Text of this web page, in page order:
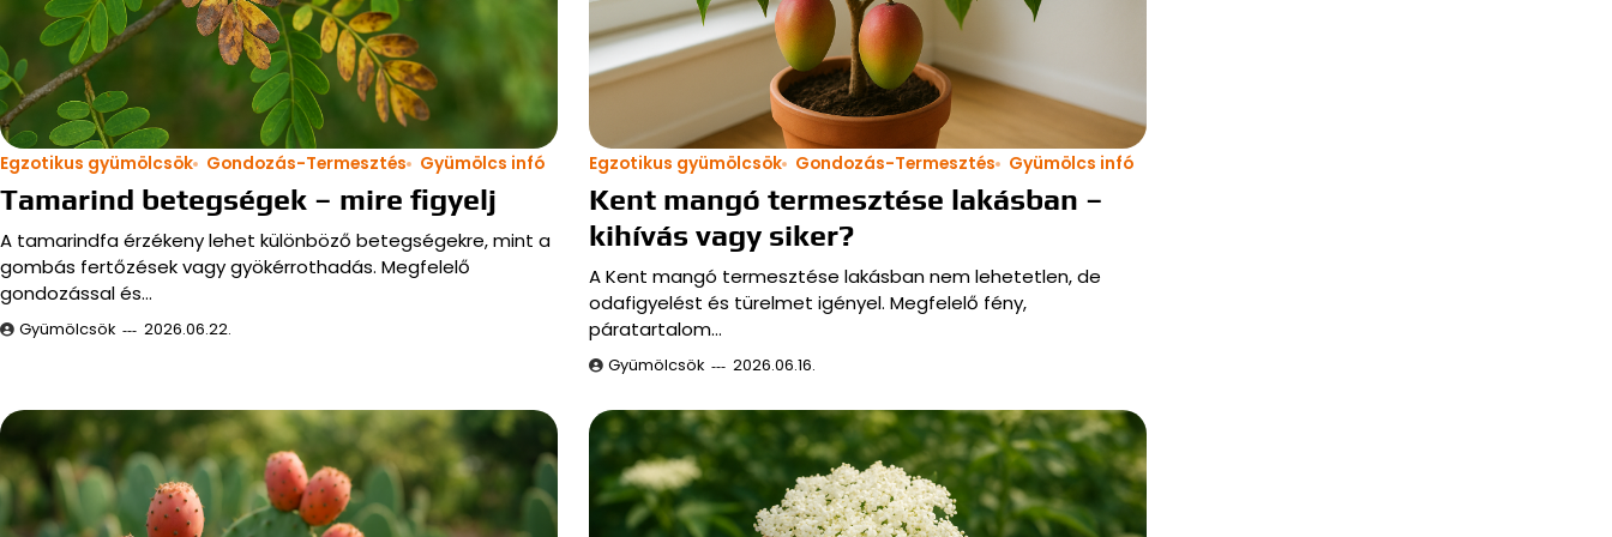
Egzotikus gyümölcsök Gondozás-Termesztés Gyümölcs infó
Tamarind betegségek – mire figyelj
A tamarindfa érzékeny lehet különböző betegségekre, mint a
gombás fertőzések vagy gyökérrothadás. Megfelelő
gondozással és…
Gyümölcsök 2026.06.22.
Egzotikus gyümölcsök Gondozás-Termesztés Gyümölcs infó
Kent mangó termesztése lakásban –
kihívás vagy siker?
A Kent mangó termesztése lakásban nem lehetetlen, de
odafigyelést és türelmet igényel. Megfelelő fény,
páratartalom…
Gyümölcsök 2026.06.16.